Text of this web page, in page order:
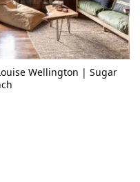
Wellington | Sugar